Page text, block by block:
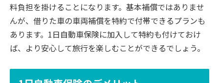
料負担を掛けることになります。基本補償ではありませ
んが、借りた車の車両補償を特約で付帯できるプランも
あります。1日自動車保険に加入して特約も付けておけ
ば、より安心して旅行を楽しむことができるでしょう。